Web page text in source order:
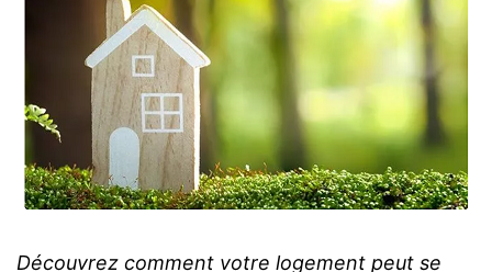
Découvrez comment votre logement peut se